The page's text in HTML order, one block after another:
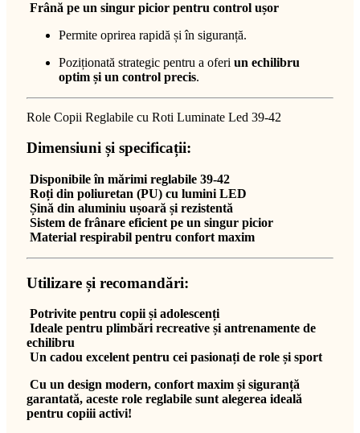
Frână pe un singur picior pentru control ușor
Permite oprirea rapidă și în siguranță.
Poziționată strategic pentru a oferi un echilibru
optim și un control precis.
Role Copii Reglabile cu Roti Luminate Led 39-42
Dimensiuni și specificații:
Disponibile în mărimi reglabile 39-42
Roți din poliuretan (PU) cu lumini LED
Șină din aluminiu ușoară și rezistentă
Sistem de frânare eficient pe un singur picior
Material respirabil pentru confort maxim
Utilizare și recomandări:
Potrivite pentru copii și adolescenți
Ideale pentru plimbări recreative și antrenamente de
echilibru
Un cadou excelent pentru cei pasionați de role și sport
Cu un design modern, confort maxim și siguranță
garantată, aceste role reglabile sunt alegerea ideală
pentru copiii activi!